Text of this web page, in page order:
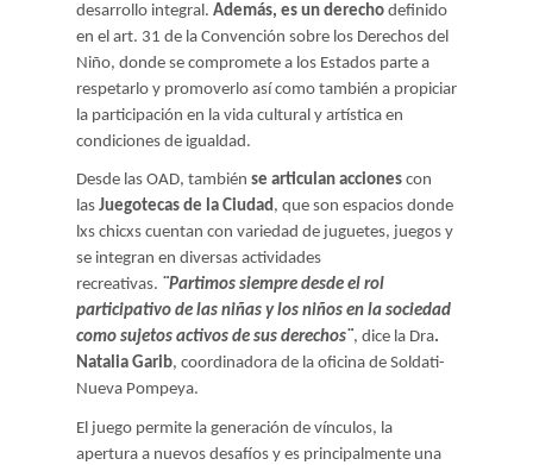
desarrollo integral. Además, es un derecho definido
en el art. 31 de la Convención sobre los Derechos del
Niño, donde se compromete a los Estados parte a
respetarlo y promoverlo así como también a propiciar
la participación en la vida cultural y artística en
condiciones de igualdad.
Desde las OAD, también se articulan acciones con
las Juegotecas de la Ciudad, que son espacios donde
lxs chicxs cuentan con variedad de juguetes, juegos y
se integran en diversas actividades
recreativas.
¨Partimos siempre desde el rol
participativo de las niñas y los niños en la sociedad
como sujetos activos de sus derechos¨ , dice la Dra.
Natalia Garib, coordinadora de la oficina de Soldati-
Nueva Pompeya.
El juego permite la generación de vínculos, la
apertura a nuevos desafíos y es principalmente una